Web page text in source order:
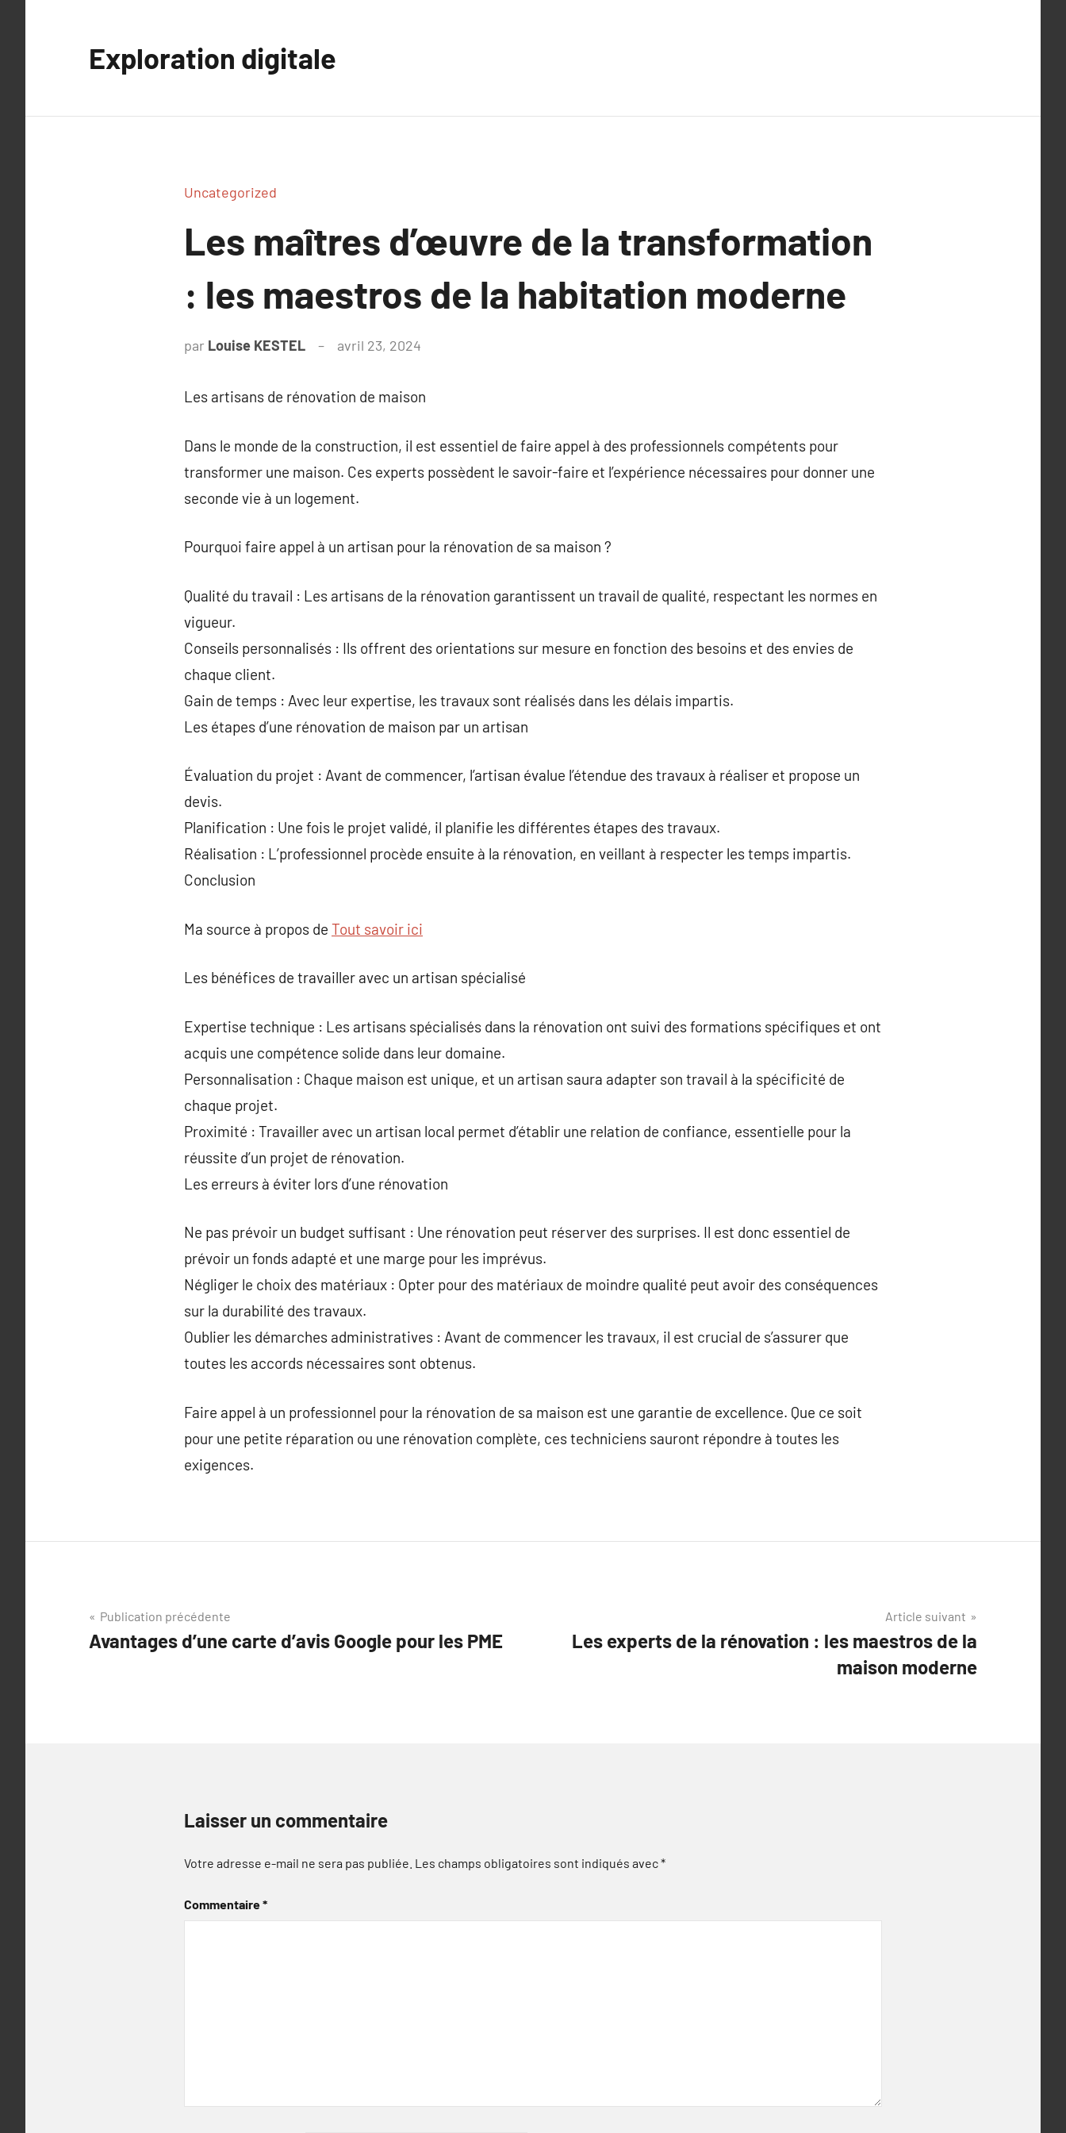
Exploration digitale
Uncategorized
Les maîtres d’œuvre de la transformation
: les maestros de la habitation moderne
par Louise KESTEL avril 23, 2024
Les artisans de rénovation de maison
Dans le monde de la construction, il est essentiel de faire appel à des professionnels compétents pour
transformer une maison. Ces experts possèdent le savoir-faire et l’expérience nécessaires pour donner une
seconde vie à un logement.
Pourquoi faire appel à un artisan pour la rénovation de sa maison ?
Qualité du travail : Les artisans de la rénovation garantissent un travail de qualité, respectant les normes en
vigueur.
Conseils personnalisés : Ils offrent des orientations sur mesure en fonction des besoins et des envies de
chaque client.
Gain de temps : Avec leur expertise, les travaux sont réalisés dans les délais impartis.
Les étapes d’une rénovation de maison par un artisan
Évaluation du projet : Avant de commencer, l’artisan évalue l’étendue des travaux à réaliser et propose un
devis.
Planification : Une fois le projet validé, il planifie les différentes étapes des travaux.
Réalisation : L’professionnel procède ensuite à la rénovation, en veillant à respecter les temps impartis.
Conclusion
Ma source à propos de Tout savoir ici
Les bénéfices de travailler avec un artisan spécialisé
Expertise technique : Les artisans spécialisés dans la rénovation ont suivi des formations spécifiques et ont
acquis une compétence solide dans leur domaine.
Personnalisation : Chaque maison est unique, et un artisan saura adapter son travail à la spécificité de
chaque projet.
Proximité : Travailler avec un artisan local permet d’établir une relation de confiance, essentielle pour la
réussite d’un projet de rénovation.
Les erreurs à éviter lors d’une rénovation
Ne pas prévoir un budget suffisant : Une rénovation peut réserver des surprises. Il est donc essentiel de
prévoir un fonds adapté et une marge pour les imprévus.
Négliger le choix des matériaux : Opter pour des matériaux de moindre qualité peut avoir des conséquences
sur la durabilité des travaux.
Oublier les démarches administratives : Avant de commencer les travaux, il est crucial de s’assurer que
toutes les accords nécessaires sont obtenus.
Faire appel à un professionnel pour la rénovation de sa maison est une garantie de excellence. Que ce soit
pour une petite réparation ou une rénovation complète, ces techniciens sauront répondre à toutes les
exigences.
Navigation
de
Publication précédente
Avantages d’une carte d’avis Google pour les PME
Article suivant
Les experts de la rénovation : les maestros de la
maison moderne
Laisser un commentaire
Votre adresse e-mail ne sera pas publiée. Les champs obligatoires sont indiqués avec*
Commentaire*